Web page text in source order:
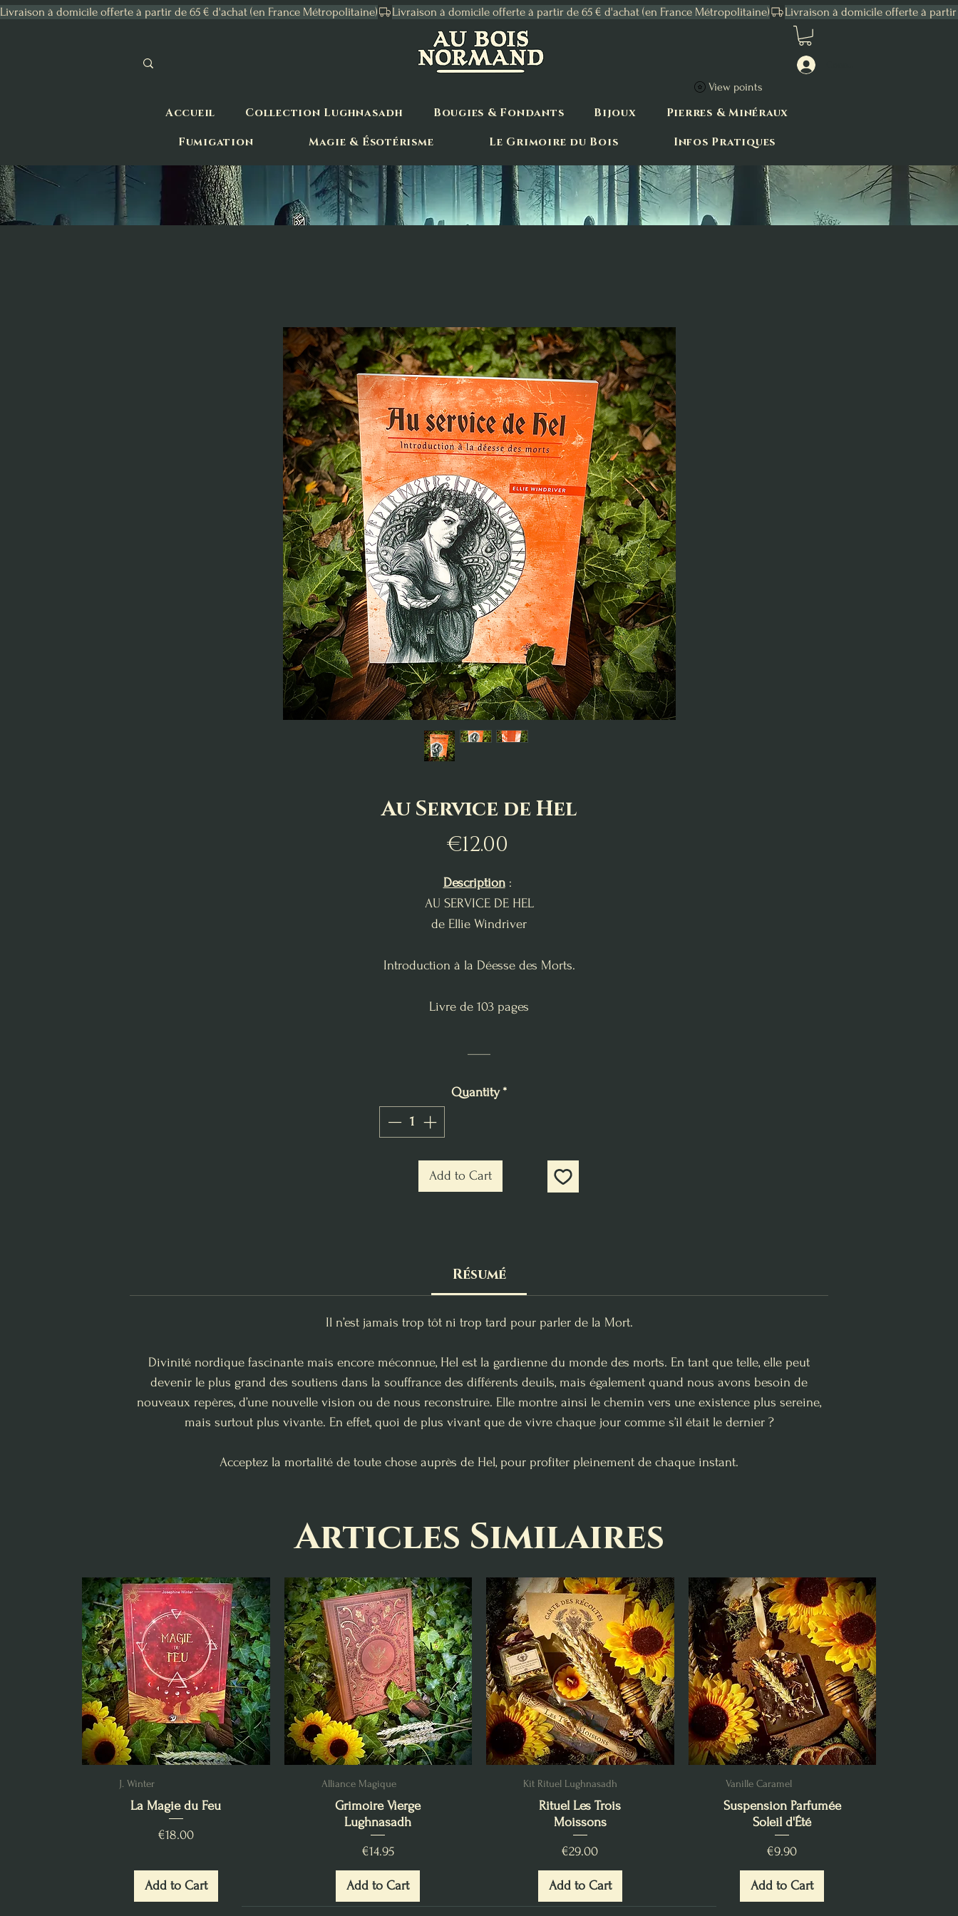
Livraison à domicile offerte à partir de 65 € d'achat (en France Métropolitaine)
Accueil Collection Lughnasadh Bougies & Fondants Bijoux
Pierres & Minéraux
Fumigation
Magie & Ésotérisme Le Grimoire du Bois Infos Pratiques
View points
Au Service de Hel
€12.00
Description:
AU SERVICE DE HEL
de Ellie Windriver
Introduction à la Déesse des Morts.
Livre de 103 pages
Quantity*
Add to Cart
Résumé
Il n’est jamais trop tôt ni trop tard pour parler de la Mort.
Divinité nordique fascinante mais encore méconnue, Hel est la gardienne du monde des morts. En tant que telle, elle peut
devenir le plus grand des soutiens dans la souffrance des différents deuils, mais également quand nous avons besoin de
nouveaux repères, d’une nouvelle vision ou de nous reconstruire. Elle montre ainsi le chemin vers une existence plus sereine,
mais surtout plus vivante. En effet, quoi de plus vivant que de vivre chaque jour comme s’il était le dernier ?
Acceptez la mortalité de toute chose auprès de Hel, pour profiter pleinement de chaque instant.
Articles Similaires
J. Winter
La Magie du Feu
Price
€18.00
Add to Cart
Alliance Magique
Grimoire Vierge
Lughnasadh
Price
€14.95
Add to Cart
Kit Rituel Lughnasadh
Rituel Les Trois
Moissons
Price
€29.00
Add to Cart
Vanille Caramel
Suspension Parfumée
Soleil d'Été
Price
€9.90
Add to Cart